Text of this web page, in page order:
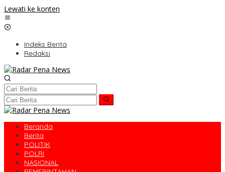
Lewati ke konten
Indeks Berita
Redaksi
Beranda
Berita
POLITIK
POLRI
NASIONAL